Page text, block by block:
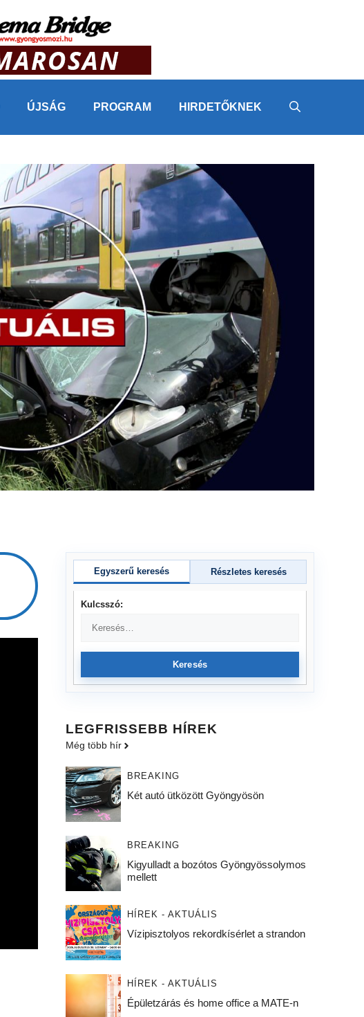
ÚJSÁG PROGRAM HIRDETŐKNEK
Egyszerű keresés Részletes keresés
Kulcsszó:
Keresés
LEGFRISSEBB HÍREK
Még több hír
BREAKING
Két autó ütközött Gyöngyösön
BREAKING
Kigyulladt a bozótos Gyöngyössolymos
mellett
HÍREK - AKTUÁLIS
Vízipisztolyos rekordkísérlet a strandon
HÍREK - AKTUÁLIS
Épületzárás és home office a MATE-n